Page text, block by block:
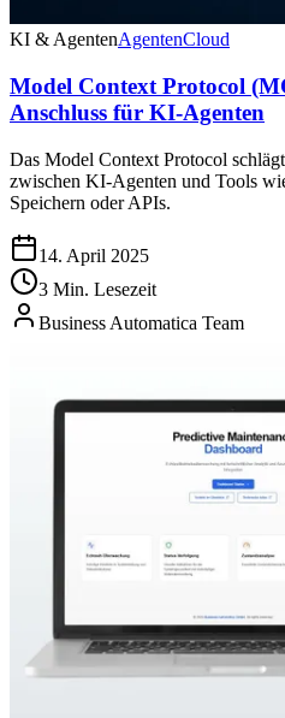
KI & AgentenAgentenCloud
Model Context Protocol
Anschluss für KI-Agenten
Das Model Context Protocol
zwischen KI-Agenten und Tools
Speichern oder APIs.
14. April 2025
3 Min. Lesezeit
Business Automatica Team